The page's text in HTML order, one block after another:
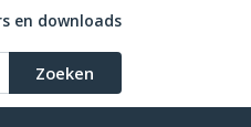
en downloads
Zoeken